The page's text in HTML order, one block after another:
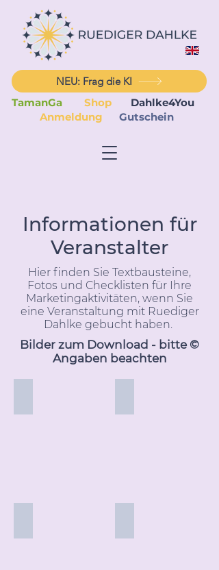
NEU: Frag die KI
TamanGa
Shop
Dahlke4You
Anmeldung
Gutschein
Informationen für
Veranstalter
Hier finden Sie Textbausteine,
Fotos und Checklisten für Ihre
Marketingaktivitäten, wenn Sie
eine Veranstaltung mit Ruediger
Dahlke gebucht haben.
Bilder zum Download - bitte ©
Angaben beachten